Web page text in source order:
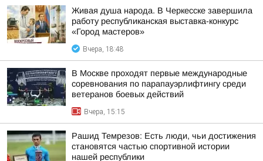
Живая душа народа. В Черкесске завершила
работу республиканская выставка-конкурс
«Город мастеров»
Вчера, 18:48
В Москве проходят первые международные
соревнования по парапауэрлифтингу среди
ветеранов боевых действий
Вчера, 15:15
Рашид Темрезов: Есть люди, чьи достижения
становятся частью спортивной истории
нашей республики